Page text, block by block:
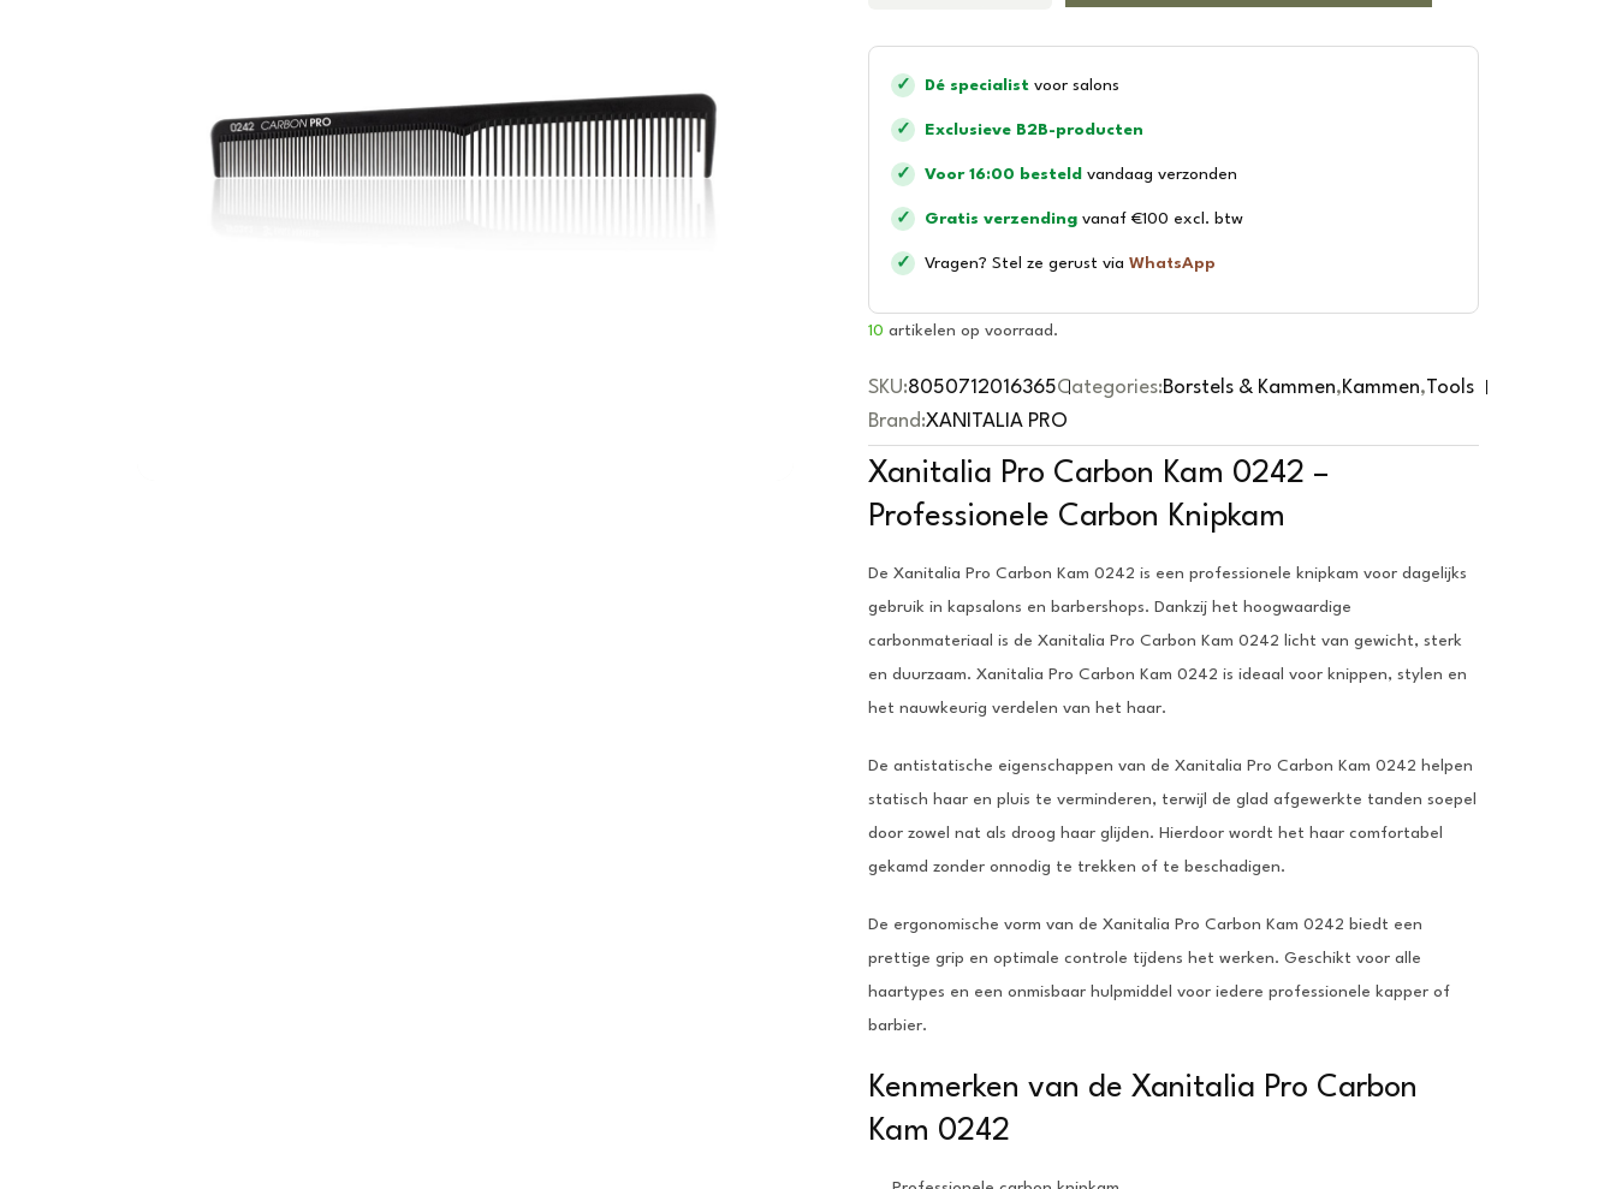
o
✓ Dé specialist voor salons
✓ Exclusieve B2B-producten
✓ Voor 16:00 besteld vandaag verzonden
✓ Gratis verzending vanaf €100 excl. btw
✓ Vragen? Stel ze gerust via WhatsApp
10 artikelen op voorraad.
SKU:8050712016365Categories:Borstels & Kammen,Kammen,Tools
Brand:XANITALIA PRO
Xanitalia Pro Carbon Kam 0242 –
Professionele Carbon Knipkam
De Xanitalia Pro Carbon Kam 0242 is een professionele knipkam voor dagelijks
gebruik in kapsalons en barbershops. Dankzij het hoogwaardige
carbonmateriaal is de Xanitalia Pro Carbon Kam 0242 licht van gewicht, sterk
en duurzaam. Xanitalia Pro Carbon Kam 0242 is ideaal voor knippen, stylen en
het nauwkeurig verdelen van het haar.
De antistatische eigenschappen van de Xanitalia Pro Carbon Kam 0242 helpen
statisch haar en pluis te verminderen, terwijl de glad afgewerkte tanden soepel
door zowel nat als droog haar glijden. Hierdoor wordt het haar comfortabel
gekamd zonder onnodig te trekken of te beschadigen.
De ergonomische vorm van de Xanitalia Pro Carbon Kam 0242 biedt een
prettige grip en optimale controle tijdens het werken. Geschikt voor alle
haartypes en een onmisbaar hulpmiddel voor iedere professionele kapper of
barbier.
Kenmerken van de Xanitalia Pro Carbon
Kam 0242